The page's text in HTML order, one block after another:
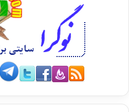
چه نيرويي براي اين منظور مناسب
هزاران سال از عمرش مي گذشت،